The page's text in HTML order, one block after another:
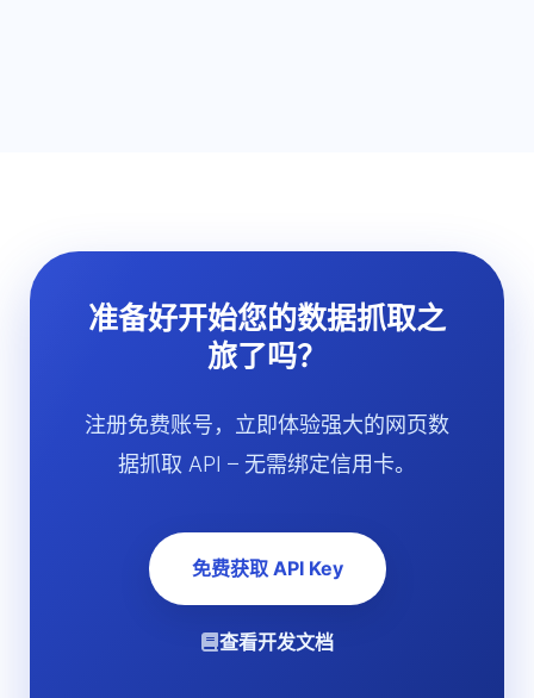
准备好开始您的数据抓取之
旅了吗？
注册免费账号，立即体验强大的网页数
据抓取 API – 无需绑定信用卡。
免费获取 API Key
查看开发文档